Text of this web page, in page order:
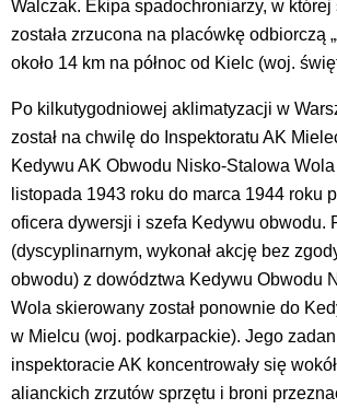
Walczak. Ekipa spadochroniarzy, w której
została zrzucona na placówkę odbiorczą
około 14 km na północ od Kielc (woj.
Po kilkutygodniowej aklimatyzacji w
został na chwilę do Inspektoratu AK
Kedywu AK Obwodu Nisko-Stalowa Wola
listopada 1943 roku do marca 1944 roku
oficera dywersji i szefa Kedywu obwodu.
(dyscyplinarnym, wykonał akcję bez
obwodu) z dowództwa Kedywu Obwodu
Wola skierowany został ponownie do
w Mielcu (woj. podkarpackie). Jego
inspektoracie AK koncentrowały się
alianckich zrzutów sprzętu i broni